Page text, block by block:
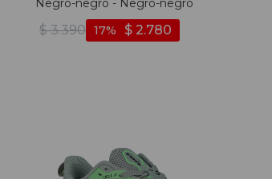
Negro-negro - Negro-negro
$ 3.390 $ 2.780
17